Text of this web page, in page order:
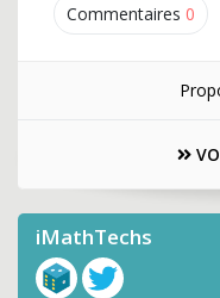
Commentaires 0
iMathTechs